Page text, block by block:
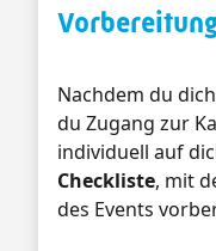
Nachdem du
du Zugang zur
individuell auf
Checkliste, mit
des Events